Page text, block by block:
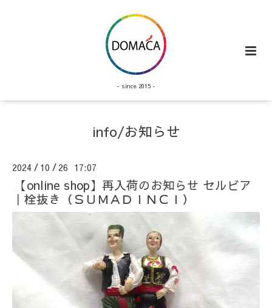
- since 2015 -
info/お知らせ
2024 / 10 / 26 17:07
【online shop】再入荷のお知らせ セルビア
｜栓抜き（ＳＵＭＡＤＩＮＣＩ）